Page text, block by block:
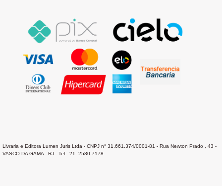
Livraria e Editora Lumen Juris Ltda - CNPJ n° 31.661.374/0001-81 - Rua Newton Prado , 43 -
VASCO DA GAMA - RJ - Tel:. 21- 2580-7178